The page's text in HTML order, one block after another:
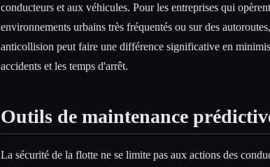
conducteurs et aux véhicules. Pour les entreprises qui
environnements urbains très fréquentés ou sur des
anticollision peut faire une différence significative en
accidents et les temps d'arrêt.
Outils de maintenance
La sécurité de la flotte ne se limite pas aux actions des